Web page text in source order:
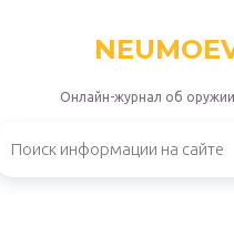
Онлайн-журнал об оружии